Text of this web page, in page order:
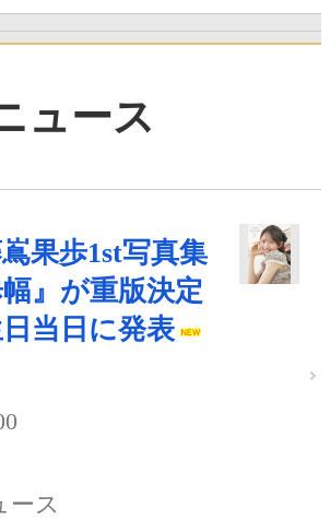
ュース
果歩1st写真集
幅』が重版決定
当日に発表
ース